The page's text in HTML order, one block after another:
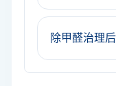
除甲醛治理